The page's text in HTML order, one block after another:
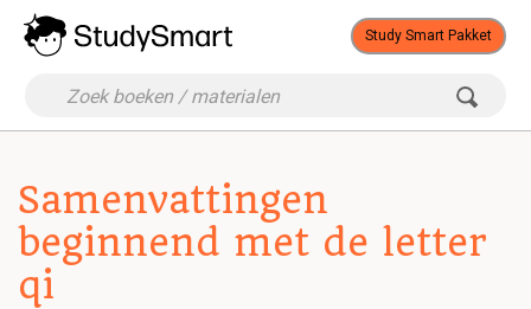
Study Smart Pakket
Samenvattingen
beginnend met de letter
qi